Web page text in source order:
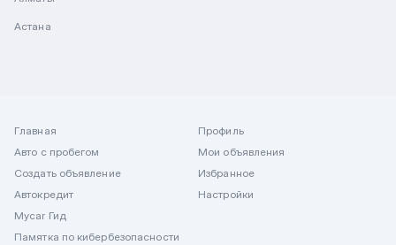
Астана
Главная
Авто с пробегом
Создать объявление
Автокредит
Mycar Гид
Памятка по кибербезопасности
Профиль
Мои объявления
Избранное
Настройки